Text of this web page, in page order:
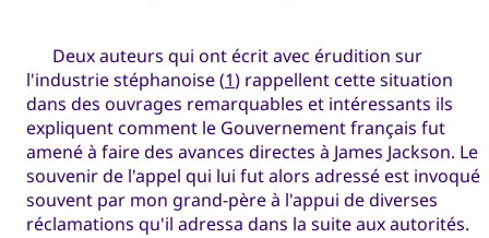
Deux auteurs qui ont écrit avec érudition sur
l'industrie stéphanoise (1) rappellent cette situation
dans des ouvrages remarquables et intéressants ils
expliquent comment le Gouvernement français fut
amené à faire des avances directes à James Jackson. Le
souvenir de l'appel qui lui fut alors adressé est invoqué
souvent par mon grand-père à l'appui de diverses
réclamations qu'il adressa dans la suite aux autorités.